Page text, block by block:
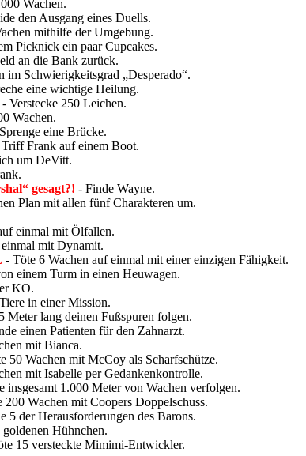
Wachen.
den Ausgang eines Duells.
mithilfe der Umgebung.
Picknick ein paar Cupcakes.
an die Bank zurück.
im Schwierigkeitsgrad „Desperado“.
eine wichtige Heilung.
- Verstecke 250 Leichen.
Wachen.
eine Brücke.
Frank auf einem Boot.
um DeVitt.
gesagt?! - Finde Wayne.
Plan mit allen fünf Charakteren um.
einmal mit Ölfallen.
mit Dynamit.
- Töte 6 Wachen auf einmal mit einer einzigen Fähigkeit.
einem Turm in einen Heuwagen.
KO.
in einer Mission.
Meter lang deinen Fußspuren folgen.
einen Patienten für den Zahnarzt.
mit Bianca.
50 Wachen mit McCoy als Scharfschütze.
mit Isabelle per Gedankenkontrolle.
insgesamt 1.000 Meter von Wachen verfolgen.
200 Wachen mit Coopers Doppelschuss.
5 der Herausforderungen des Barons.
Hühnchen.
15 versteckte Mimimi-Entwickler.